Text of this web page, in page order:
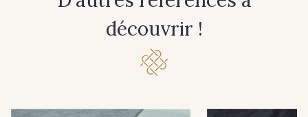
découvrir !